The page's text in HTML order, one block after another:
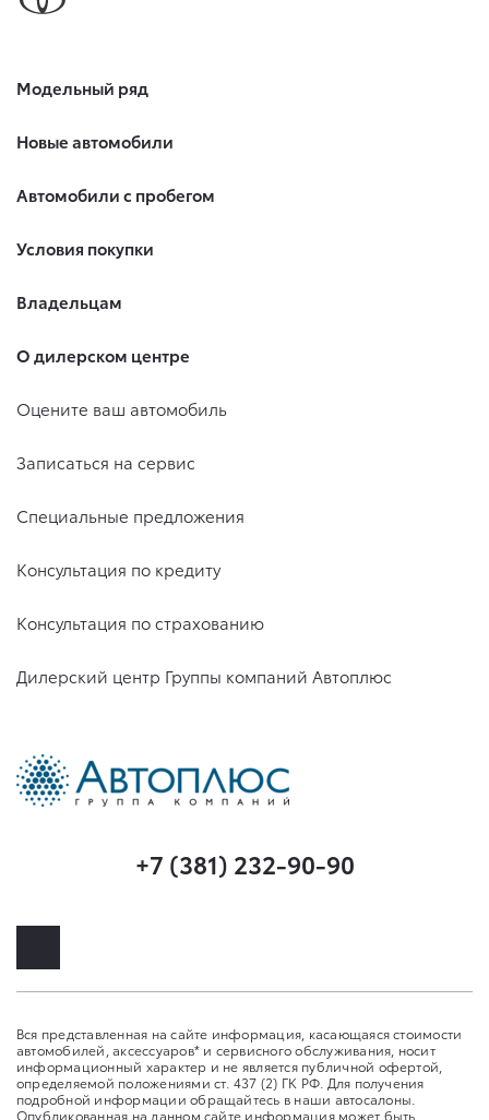
Модельный ряд
Новые автомобили
Автомобили с пробегом
Условия покупки
Владельцам
О дилерском центре
Оцените ваш автомобиль
Записаться на сервис
Специальные предложения
Консультация по кредиту
Консультация по страхованию
Дилерский центр Группы компаний Автоплюс
+7 (381) 232-90-90
Вся представленная на сайте информация, касающаяся стоимости
автомобилей, аксессуаров* и сервисного обслуживания, носит
информационный характер и не является публичной офертой,
определяемой положениями ст. 437 (2) ГК РФ. Для получения
подробной информации обращайтесь в наши автосалоны.
Опубликованная на данном сайте информация может быть